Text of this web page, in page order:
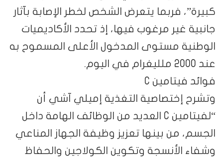
كبيرة”، فربما يتعرض الشخص لخطر الإصابة بآثار
جانبية غير مرغوب فيها، إذ تحدد الأكاديميات
الوطنية مستوى المدخول الأعلى المسموح به
عند 2000 ملليغرام في اليوم.
فوائد فيتامين C
وتشرح إختصاصية التغذية إميلي آشي أن
“لفيتامين C العديد من الوظائف الهامة داخل
الجسم، من بينها تعزيز وظيفة الجهاز المناعي
وشفاء الأنسجة وتكوين الكولاجين والحفاظ